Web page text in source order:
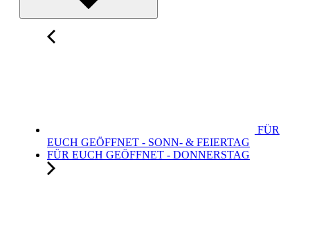
FÜR
EUCH GEÖFFNET - SONN- & FEIERTAG
FÜR EUCH GEÖFFNET - DONNERSTAG